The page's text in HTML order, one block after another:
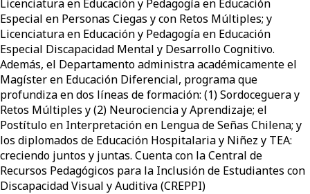
Licenciatura en Educación y Pedagogía en Educación
Especial en Personas Ciegas y con Retos Múltiples; y
Licenciatura en Educación y Pedagogía en Educación
Especial Discapacidad Mental y Desarrollo Cognitivo.
Además, el Departamento administra académicamente el
Magíster en Educación Diferencial, programa que
profundiza en dos líneas de formación: (1) Sordoceguera y
Retos Múltiples y (2) Neurociencia y Aprendizaje; el
Postítulo en Interpretación en Lengua de Señas Chilena; y
los diplomados de Educación Hospitalaria y Niñez y TEA:
creciendo juntos y juntas. Cuenta con la Central de
Recursos Pedagógicos para la Inclusión de Estudiantes con
Discapacidad Visual y Auditiva (CREPPI)